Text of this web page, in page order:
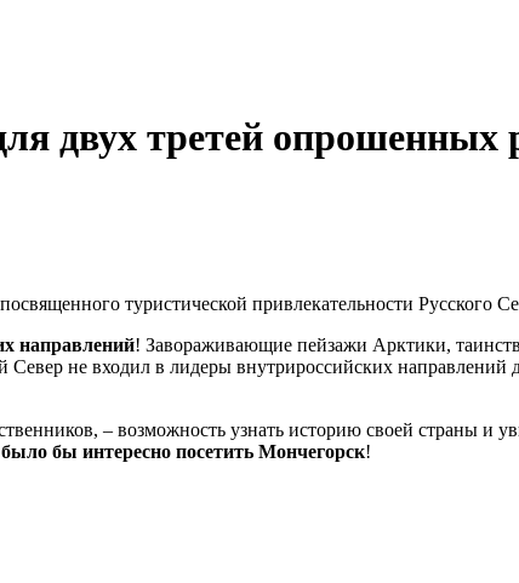
двух третей опрошенных
туристической привлекательности Русского
направлений! Завораживающие пейзажи Арктики,
не входил в лидеры внутрироссийских направлений
– возможность узнать историю своей страны и
бы интересно посетить Мончегорск!